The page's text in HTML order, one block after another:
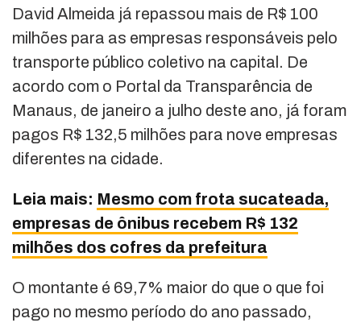
David Almeida já repassou mais de R$ 100
milhões para as empresas responsáveis pelo
transporte público coletivo na capital. De
acordo com o Portal da Transparência de
Manaus, de janeiro a julho deste ano, já foram
pagos R$ 132,5 milhões para nove empresas
diferentes na cidade.
Leia mais: Mesmo com frota sucateada,
empresas de ônibus recebem R$ 132
milhões dos cofres da prefeitura
O montante é 69,7% maior do que o que foi
pago no mesmo período do ano passado,